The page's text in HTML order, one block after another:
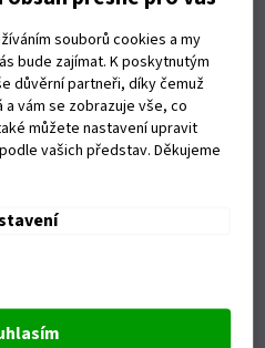
souborů cookies a my
bude zajímat. K poskytnutým
důvěrní partneři, díky čemuž
vám se zobrazuje vše, co
můžete nastavení upravit
vašich představ. Děkujeme